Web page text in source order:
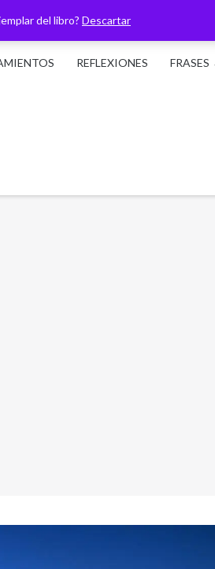
del libro? Descartar
REFLEXIONES FRASES